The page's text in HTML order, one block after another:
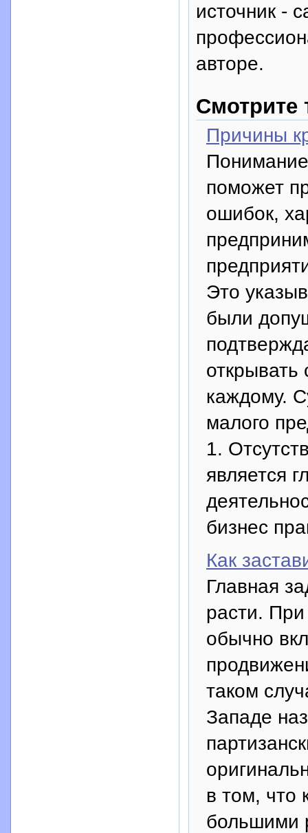
источник -
авторе.
Смотрите
Причины
поможет
ошибок,
Это
были
открывать
каждому.
малого
1.
является
бизнес
Как
Главная
расти.
обычно
таком
Западе
в том, что
большими